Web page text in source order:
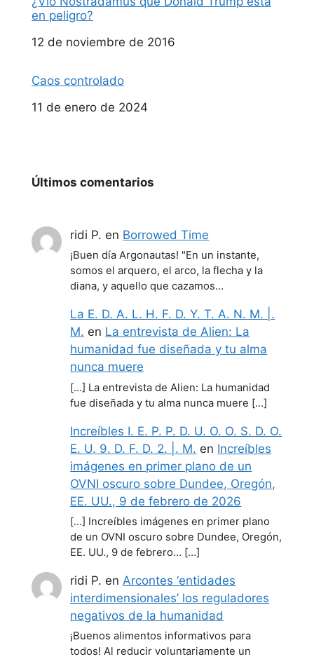
en peligro?
Fecha
12 de noviembre de 2016
Caos controlado
Fecha
11 de enero de 2024
Últimos comentarios
ridi P. en Borrowed Time
¡Buen día Argonautas! "En un instante,
somos el arquero, el arco, la flecha y la
diana, y aquello que cazamos…
La E. D. A. L. H. F. D. Y. T. A. N. M. |.
M. en La entrevista de Alien: La
humanidad fue diseñada y tu alma
nunca muere
[…] La entrevista de Alien: La humanidad
fue diseñada y tu alma nunca muere […]
Increíbles I. E. P. P. D. U. O. O. S. D. O.
E. U. 9. D. F. D. 2. |. M. en Increíbles
imágenes en primer plano de un
OVNI oscuro sobre Dundee, Oregón,
EE. UU., 9 de febrero de 2026
[…] Increíbles imágenes en primer plano
de un OVNI oscuro sobre Dundee, Oregón,
EE. UU., 9 de febrero… […]
ridi P. enArcontes ‘entidades
interdimensionales’ los reguladores
negativos de la humanidad
¡Buenos alimentos informativos para
todos! Al reducir voluntariamente un